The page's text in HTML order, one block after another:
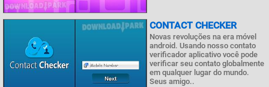
CONTACT CHECKER
Novas revoluções na era móvel
android. Usando nosso contato
verificador aplicativo você pode
verificar seu contato globalmente
em qualquer lugar do mundo.
Seus amigo..